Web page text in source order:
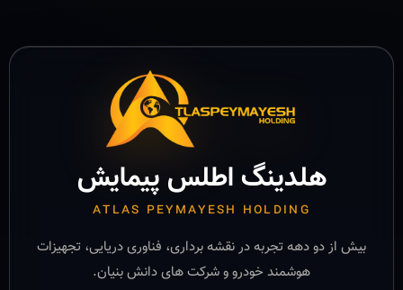
هلدینگ اطلس پیمایش
ATLAS PEYMAYESH HOLDING
بیش از دو دهه تجربه در نقشه برداری، فناوری دریایی، تجهیزات
هوشمند خودرو و شرکت های دانش بنیان.